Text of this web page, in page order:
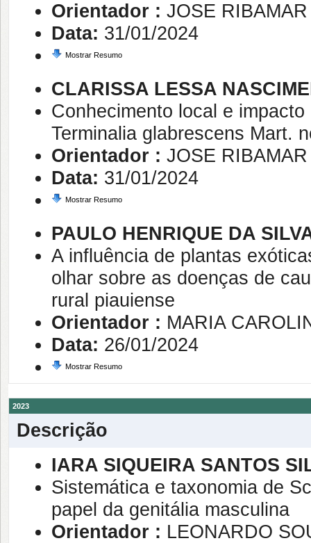
Orientador : JOSE
Data: 31/01/2024
Mostrar Resumo
CLARISSA LESSA
Conhecimento local e
Terminalia glabrescens Mart.
Orientador : JOSE
Data: 31/01/2024
Mostrar Resumo
PAULO HENRIQUE DA
A influência de plantas
olhar sobre as doenças de
rural piauiense
Orientador : MARIA
Data: 26/01/2024
Mostrar Resumo
2023
Descrição
IARA SIQUEIRA SANTOS
Sistemática e taxonomia de
papel da genitália masculina
Orientador : LEONARDO